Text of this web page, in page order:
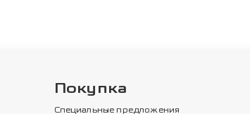
Покупка
Специальные предложения